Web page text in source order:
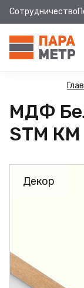
Сотрудничество
МДФ
STM КМ
Декор